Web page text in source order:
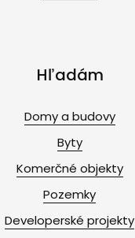
Hľadám
Domy a budovy
Byty
Komerčné objekty
Pozemky
Developerské projekty